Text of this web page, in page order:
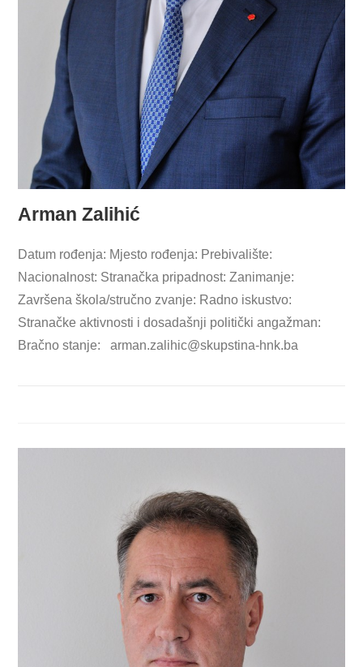
Arman Zalihić
Datum rođenja: Mjesto rođenja: Prebivalište:
Nacionalnost: Stranačka pripadnost: Zanimanje:
Završena škola/stručno zvanje: Radno iskustvo:
Stranačke aktivnosti i dosadašnji politički angažman:
Bračno stanje:arman.zalihic@skupstina-hnk.ba